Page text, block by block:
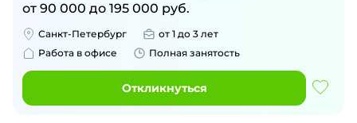
от 90 000 до 195 000 руб.
Санкт-Петербург
от 1 до 3 лет
Работа в офисе
Полная занятость
Откликнуться